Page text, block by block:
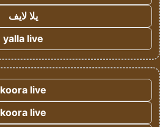
يلا لايف
yalla live
koora live
koora live